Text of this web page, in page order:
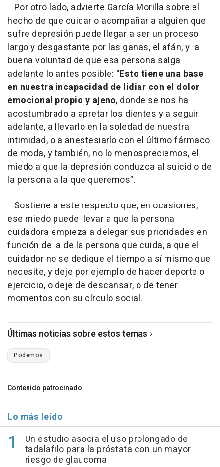
Por otro lado, advierte García Morilla sobre el
hecho de que cuidar o acompañar a alguien que
sufre depresión puede llegar a ser un proceso
largo y desgastante por las ganas, el afán, y la
buena voluntad de que esa persona salga
adelante lo antes posible: "Esto tiene una base
en nuestra incapacidad de lidiar con el dolor
emocional propio y ajeno, donde se nos ha
acostumbrado a apretar los dientes y a seguir
adelante, a llevarlo en la soledad de nuestra
intimidad, o a anestesiarlo con el último fármaco
de moda, y también, no lo menospreciemos, el
miedo a que la depresión conduzca al suicidio de
la persona a la que queremos".
Sostiene a este respecto que, en ocasiones,
ese miedo puede llevar a que la persona
cuidadora empieza a delegar sus prioridades en
función de la de la persona que cuida, a que el
cuidador no se dedique el tiempo a sí mismo que
necesite, y deje por ejemplo de hacer deporte o
ejercicio, o deje de descansar, o de tener
momentos con su círculo social.
Últimas noticias sobre estos temas
Podemos
Contenido patrocinado
Lo más leído
Un estudio asocia el uso prolongado de
tadalafilo para la próstata con un mayor
riesgo de glaucoma